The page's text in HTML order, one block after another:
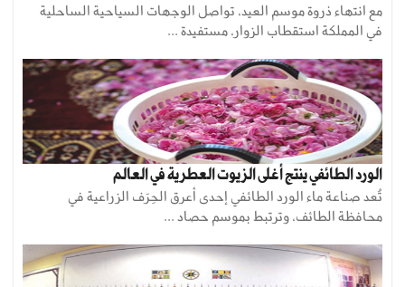
مع انتهاء ذروة موسم العيد، تواصل الوجهات السياحية الساحلية
في المملكة استقطاب الزوار، مستفيدة ...
الورد الطائفي ينتج أغلى الزيوت العطرية في العالم
تُعد صناعة ماء الورد الطائفي إحدى أعرق الحِرَف الزراعية في
محافظة الطائف، وترتبط بموسم حصاد ...